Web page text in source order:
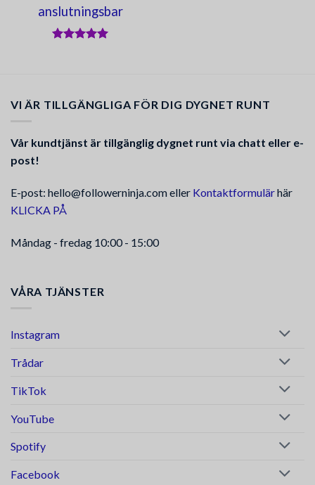
anslutningsbar
VI ÄR TILLGÄNGLIGA FÖR DIG DYGNET RUNT
Vår kundtjänst är tillgänglig dygnet runt via chatt eller e-
post!
E-post: hello@followerninja.com eller Kontaktformulärhär
KLICKA PÅ
Måndag - fredag 10:00 - 15:00
VÅRA TJÄNSTER
Instagram
Trådar
TikTok
YouTube
Spotify
Facebook